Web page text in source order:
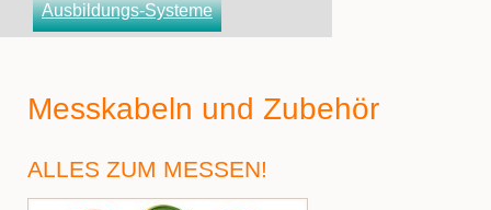
Ausbildungs-Systeme
Messkabeln und Zubehör
ALLES ZUM MESSEN!